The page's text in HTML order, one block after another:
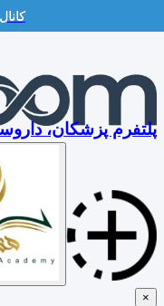
Skip
content
پلتفرم پزشکان،
×